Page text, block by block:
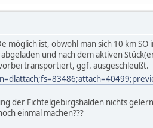
möglich ist, obwohl man sich 10 km
und nach dem aktiven
transportiert, ggf. ausgeschleußt.
der Fichtelgebirgshalden nichts
einmal machen???